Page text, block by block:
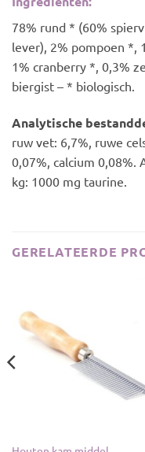
78% rund * (60%
lever), 2% pompoen *,
1% cranberry *, 0,3%
biergist – * biologisch.
Analytische
ruw vet: 6,7%, ruwe
0,07%, calcium
kg: 1000 mg taurine.
GERELATEERDE